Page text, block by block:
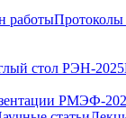
работыПротоколы
стол РЭН-2025
РМЭФ-